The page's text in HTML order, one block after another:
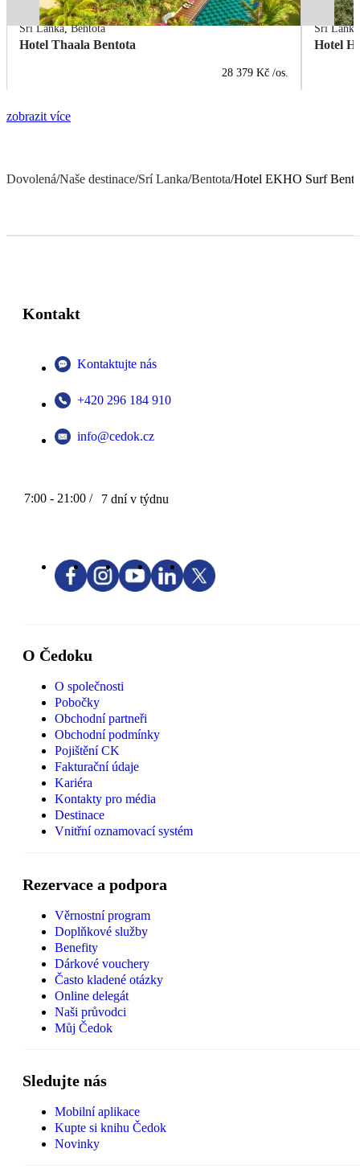
Srí Lanka,Bentota
Hotel Thaala Bentota
28 379 Kč /os.
Srí Lanka
Hotel
zobrazit více
Dovolená/Naše destinace/Srí Lanka/Bentota/Hotel EKHO Surf
Kontakt
Kontaktujte nás
+420 296 184 910
info@cedok.cz
7:00 - 21:00 / 7 dní v týdnu
O Čedoku
O společnosti
Pobočky
Obchodní partneři
Obchodní podmínky
Pojištění CK
Fakturační údaje
Kariéra
Kontakty pro média
Destinace
Vnitřní oznamovací systém
Rezervace a podpora
Věrnostní program
Doplňkové služby
Benefity
Dárkové vouchery
Často kladené otázky
Online delegát
Naši průvodci
Můj Čedok
Sledujte nás
Mobilní aplikace
Kupte si knihu Čedok
Novinky